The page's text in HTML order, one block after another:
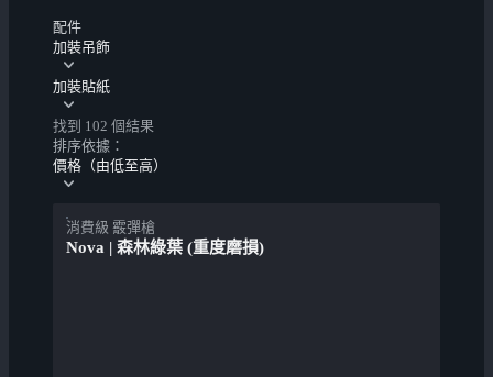
配件
加裝吊飾
加裝貼紙
找到 102 個結果
排序依據：
價格（由低至高）
消費級 霰彈槍
Nova | 森林綠葉 (重度磨損)